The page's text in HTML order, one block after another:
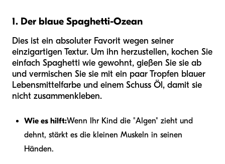
1. Der blaue Spaghetti-Ozean
Dies ist ein absoluter Favorit wegen seiner
einzigartigen Textur. Um ihn herzustellen, kochen Sie
einfach Spaghetti wie gewohnt, gießen Sie sie ab
und vermischen Sie sie mit ein paar Tropfen blauer
Lebensmittelfarbe und einem Schuss Öl, damit sie
nicht zusammenkleben.
Wie es hilft:Wenn Ihr Kind die "Algen" zieht und
dehnt, stärkt es die kleinen Muskeln in seinen
Händen.